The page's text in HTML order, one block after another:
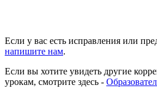
Если у вас есть исправления или
напишите нам.
Если вы хотите увидеть другие
урокам, смотрите здесь -